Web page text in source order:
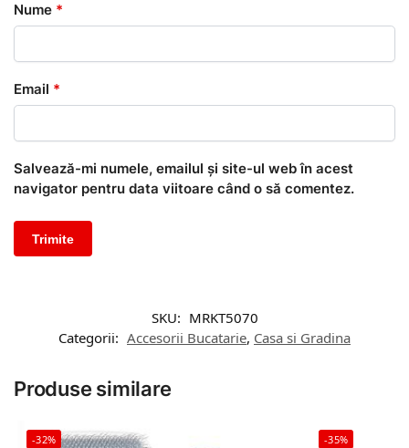
Nume *
Email *
Salvează-mi numele, emailul și site-ul web în acest
navigator pentru data viitoare când o să comentez.
SKU: MRKT5070
Categorii: Accesorii Bucatarie, Casa si Gradina
Produse similare
-32% -35%